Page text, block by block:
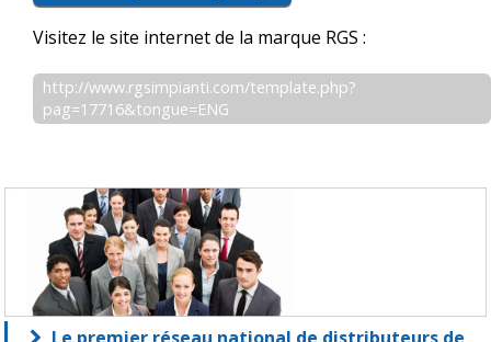
Visitez le site internet de la marque RGS :
http://www.rgsimpianti.com/template.php?
pag=17716&tongue=ENG